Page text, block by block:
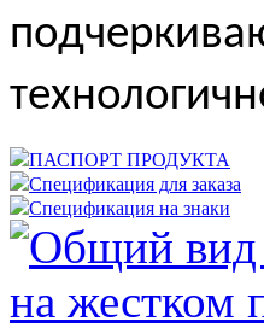
ПАСПОРТ ПРОДУКТА
Спецификация для заказа
Спецификация на знаки